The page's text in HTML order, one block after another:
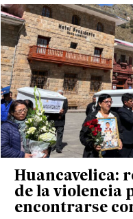
Huancavelica:
de la violencia
encontrarse